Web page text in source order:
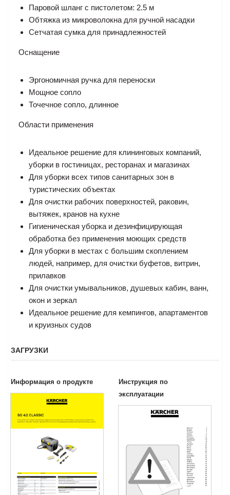
Паровой шланг с пистолетом: 2.5 м
Обтяжка из микроволокна для ручной насадки
Сетчатая сумка для принадлежностей
Оснащение
Эргономичная ручка для переноски
Мощное сопло
Точечное сопло, длинное
Области применения
Идеальное решение для клининговых компаний,
уборки в гостиницах, ресторанах и магазинах
Для уборки всех типов санитарных зон в
туристических объектах
Для очистки рабочих поверхностей, раковин,
вытяжек, кранов на кухне
Гигиеническая уборка и дезинфицирующая
обработка без применения моющих средств
Для уборки в местах с большим скоплением
людей, например, для очистки буфетов, витрин,
прилавков
Для очистки умывальников, душевых кабин, ванн,
окон и зеркал
Идеальное решение для кемпингов, апартаментов
и круизных судов
ЗАГРУЗКИ
Информация о продукте
Инструкция по
эксплуатации